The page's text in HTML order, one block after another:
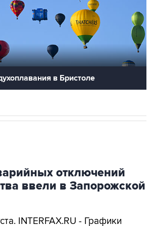
в Бристоле
отключений
ввели в Запорожской
INTERFAX.RU - Графики